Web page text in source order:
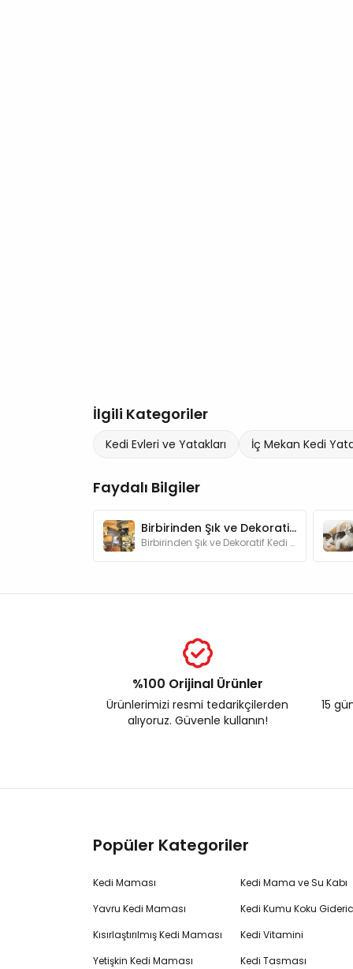
İlgili Kategoriler
Kedi Evleri ve Yatakları İç Mekan Kedi
Faydalı Bilgiler
Birbirinden Şık ve Dekoratif Kedi Evleri
Birbirinden Şık ve Dekoratif Kedi Evleri
%100 Orijinal Ürünler
Ürünlerimizi resmi tedarikçilerden
alıyoruz. Güvenle kullanın!
15
Popüler Kategoriler
Kedi Maması
Yavru Kedi Maması
Kısırlaştırılmış Kedi Maması
Yetişkin Kedi Maması
Kedi Mama ve Su Kabı
Kedi Kumu Koku
Kedi Vitamini
Kedi Tasması